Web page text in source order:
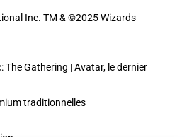
Inc. TM & ©2025 Wizards
The Gathering | Avatar, le dernier
traditionnelles